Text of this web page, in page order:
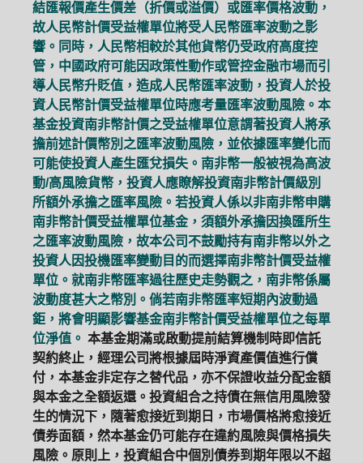
結匯報價產生價差（折價或溢價）或匯率價格波動，
故人民幣計價受益權單位將受人民幣匯率波動之影
響。同時，人民幣相較於其他貨幣仍受政府高度控
管，中國政府可能因政策性動作或管控金融市場而引
導人民幣升貶值，造成人民幣匯率波動，投資人於投
資人民幣計價受益權單位時應考量匯率波動風險。本
基金投資南非幣計價之受益權單位意謂著投資人將承
擔前述計價幣別之匯率波動風險，並依據匯率變化而
可能使投資人產生匯兌損失。南非幣一般被視為高波
動/高風險貨幣，投資人應瞭解投資南非幣計價級別
所額外承擔之匯率風險。若投資人係以非南非幣申購
南非幣計價受益權單位基金，須額外承擔因換匯所生
之匯率波動風險，故本公司不鼓勵持有南非幣以外之
投資人因投機匯率變動目的而選擇南非幣計價受益權
單位。就南非幣匯率過往歷史走勢觀之，南非幣係屬
波動度甚大之幣別。倘若南非幣匯率短期內波動過
鉅，將會明顯影響基金南非幣計價受益權單位之每單
位淨值。 本基金期滿或啟動提前結算機制時即信託
契約終止，經理公司將根據屆時淨資產價值進行償
付，本基金非定存之替代品，亦不保證收益分配金額
與本金之全額返還。投資組合之持債在無信用風險發
生的情況下，隨著愈接近到期日，市場價格將愈接近
債券面額，然本基金仍可能存在違約風險與價格損失
風險。原則上，投資組合中個別債券到期年限以不超